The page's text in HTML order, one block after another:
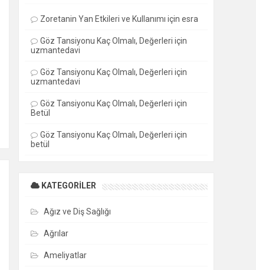
Zoretanin Yan Etkileri ve Kullanımı için esra
Göz Tansiyonu Kaç Olmalı, Değerleri için
uzmantedavi
Göz Tansiyonu Kaç Olmalı, Değerleri için
uzmantedavi
Göz Tansiyonu Kaç Olmalı, Değerleri için
Betül
Göz Tansiyonu Kaç Olmalı, Değerleri için
betül
KATEGORILER
Ağız ve Diş Sağlığı
Ağrılar
Ameliyatlar